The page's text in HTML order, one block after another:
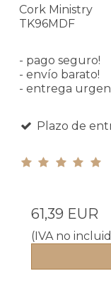
Cork Ministry
TK96MDF
- pago seguro!
- envío barato!
- entrega
Plazo de
61,39 EUR
(IVA no